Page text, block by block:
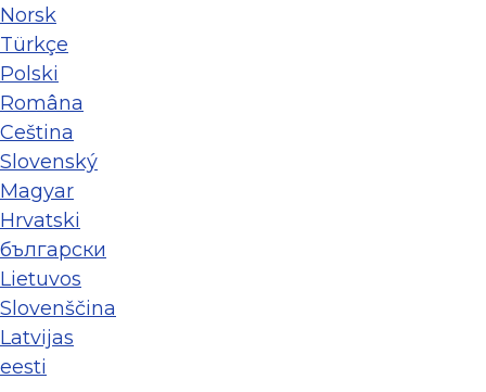
Norsk
Türkçe
Polski
Româna
Ceština
Slovenský
Magyar
Hrvatski
български
Lietuvos
Slovenščina
Latvijas
eesti